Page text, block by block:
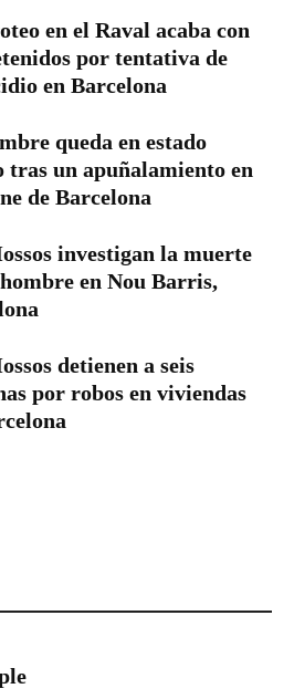
en el Raval acaba con
por tentativa de
en Barcelona
queda en estado
tras un apuñalamiento en
de Barcelona
investigan la muerte
en Nou Barris,
detienen a seis
por robos en viviendas